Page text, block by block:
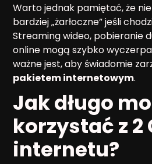
Warto jednak pamiętać, że
bardziej „żarłoczne” jeśli
Streaming wideo, pobieranie
online mogą szybko
ważne jest, aby świadomie
pakietem internetowym.
Jak długo
korzystać z 2
internetu?